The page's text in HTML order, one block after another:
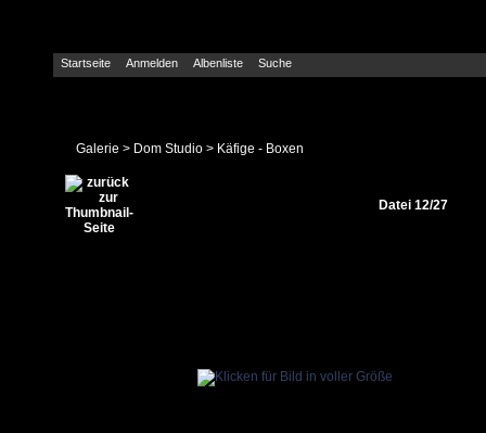
Startseite Anmelden Albenliste Suche
Galerie > Dom Studio > Käfige - Boxen
Datei 12/27